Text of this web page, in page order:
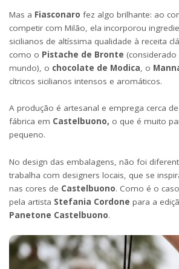
Mas a Fiasconaro fez algo brilhante: ao
competir com Milão, ela incorporou
sicilianos de altíssima qualidade à receita
como o Pistache de Bronte
mundo), o chocolate de Modica, o
cítricos sicilianos intensos e aromáticos.
A produção é artesanal e emprega cerca
fábrica em Castelbuono, o que é muito
pequeno.
No design das embalagens, não foi
trabalha com designers locais, que se
nas cores de Castelbuono. Como é o
pela artista Stefania Cordone para a
Panetone Castelbuono.